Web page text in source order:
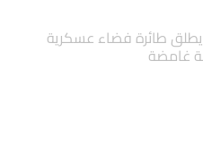
طائرة فضاء عسكرية
غامضة